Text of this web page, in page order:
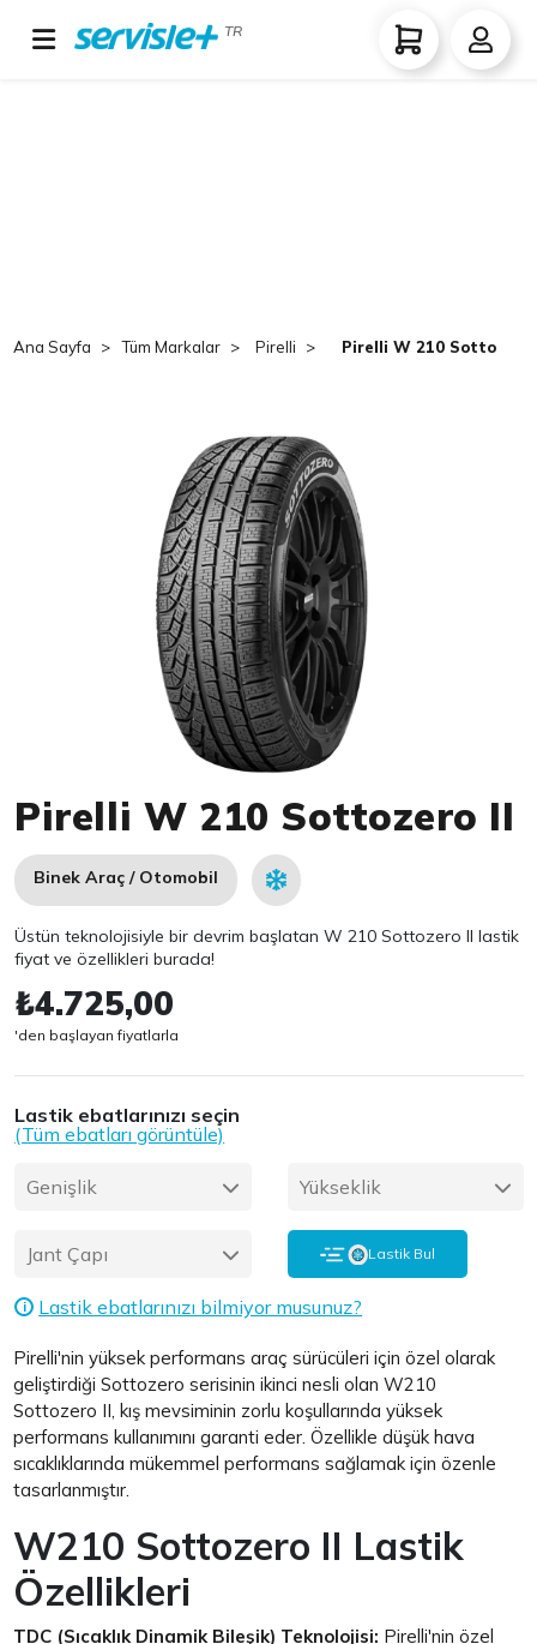
TR
Ana Sayfa Tüm Markalar Pirelli Pirelli W 210 Sottozero
Pirelli W 210 Sottozero II
Binek Araç / Otomobil
Üstün teknolojisiyle bir devrim başlatan W 210 Sottozero II lastik
fiyat ve özellikleri burada!
₺4.725,00
'den başlayan fiyatlarla
Lastik ebatlarınızı seçin
(Tüm ebatları görüntüle)
Genişlik Yükseklik
Jant Çapı Lastik Bul
i Lastik ebatlarınızı bilmiyor musunuz?
Pirelli'nin yüksek performans araç sürücüleri için özel olarak
geliştirdiği Sottozero serisinin ikinci nesli olan W210
Sottozero II, kış mevsiminin zorlu koşullarında yüksek
performans kullanımını garanti eder. Özellikle düşük hava
sıcaklıklarında mükemmel performans sağlamak için özenle
tasarlanmıştır.
W210 Sottozero II Lastik
Özellikleri
TDC (Sıcaklık Dinamik Bileşik) Teknolojisi: Pirelli'nin özel